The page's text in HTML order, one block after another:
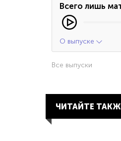
Всего лишь
О выпуске
Все выпуски
ЧИТАЙТЕ